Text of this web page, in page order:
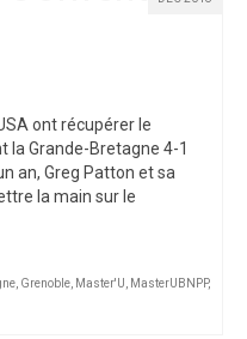
ont récupérer le
la Grande-Bretagne 4-1
an, Greg Patton et sa
la main sur le
Grenoble Master'U MasterUBNPP,